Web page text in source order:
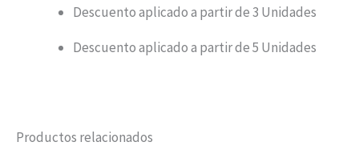
Descuento aplicado a partir de 3 Unidades
Descuento aplicado a partir de 5 Unidades
Productos relacionados